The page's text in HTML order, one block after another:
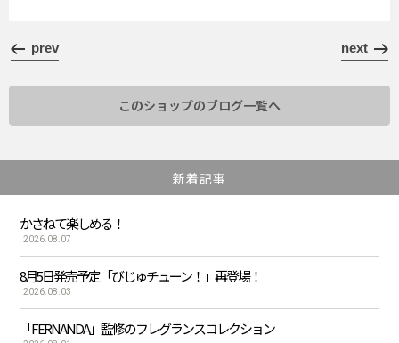
prev next
このショップのブログ一覧へ
新着記事
かさねて楽しめる！
2026.08.07
8月5日発売予定「びじゅチューン！」再登場！
2026.08.03
「FERNANDA」監修のフレグランスコレクション